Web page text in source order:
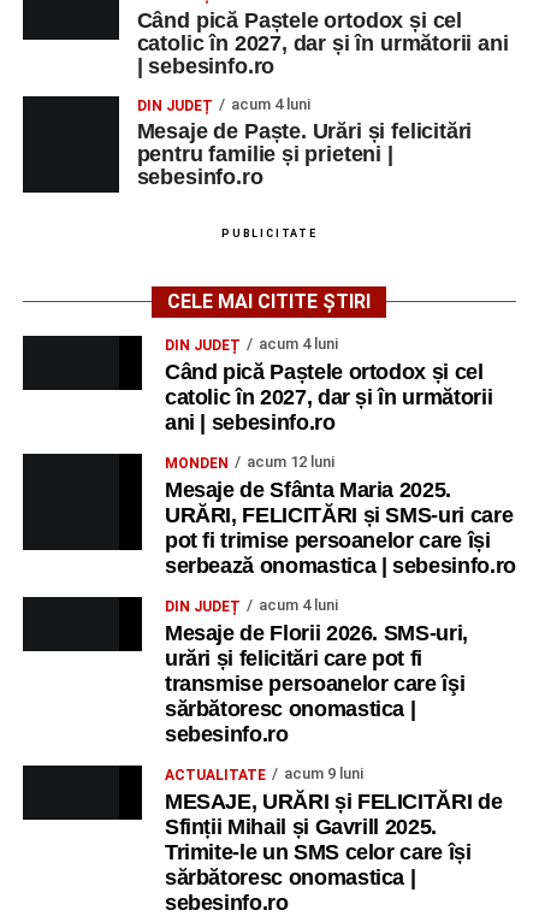
Când pică Paștele ortodox și cel
catolic în 2027, dar și în următorii ani
| sebesinfo.ro
DIN JUDEȚ acum 4 luni
Mesaje de Paște. Urări și felicitări
pentru familie și prieteni |
sebesinfo.ro
PUBLICITATE
CELE MAI CITITE ȘTIRI
DIN JUDEȚ acum 4 luni
Când pică Paștele ortodox și cel
catolic în 2027, dar și în următorii
ani | sebesinfo.ro
MONDEN acum 12 luni
Mesaje de Sfânta Maria 2025.
URĂRI, FELICITĂRI și SMS-uri care
pot fi trimise persoanelor care își
serbează onomastica | sebesinfo.ro
DIN JUDEȚ acum 4 luni
Mesaje de Florii 2026. SMS-uri,
urări și felicitări care pot fi
transmise persoanelor care îşi
sărbătoresc onomastica |
sebesinfo.ro
ACTUALITATE acum 9 luni
MESAJE, URĂRI și FELICITĂRI de
Sfinții Mihail și Gavrill 2025.
Trimite-le un SMS celor care își
sărbătoresc onomastica |
sebesinfo.ro